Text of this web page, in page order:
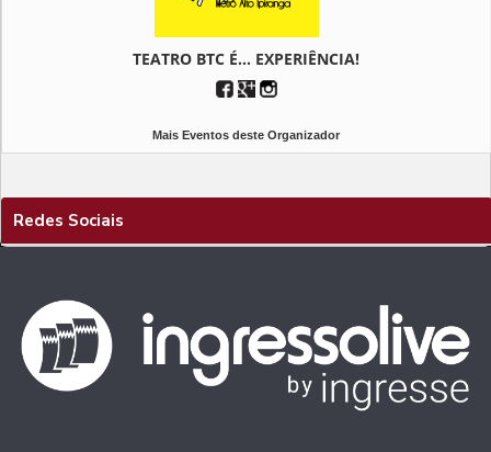
TEATRO BTC É... EXPERIÊNCIA!
Mais Eventos deste Organizador
Redes Sociais